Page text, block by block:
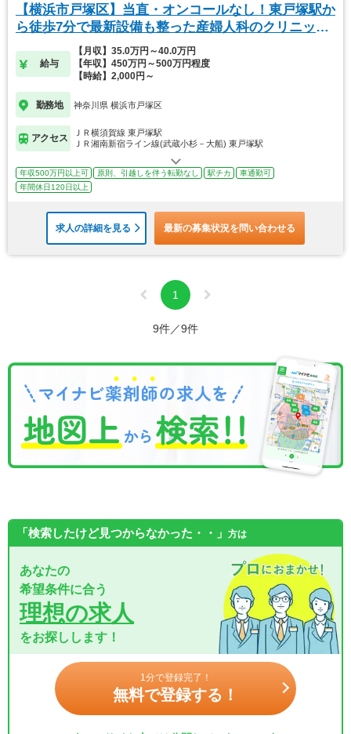
【横浜市戸塚区】当直・オンコールなし！東戸塚駅か
ら徒歩7分で最新設備も整った産婦人科のクリニック
給与
【月収】35.0万円～40.0万円
【年収】450万円～500万円程度
【時給】2,000円～
勤務地 神奈川県 横浜市戸塚区
アクセス
ＪＲ横須賀線 東戸塚駅
ＪＲ湘南新宿ライン線(武蔵小杉－大船) 東戸塚駅
年収500万円以上可 原則、引越しを伴う転勤なし 駅チカ
車通勤可
年間休日120日以上
求人の詳細を見る 最新の募集状況を問い合わせる
1
9件／9件
「検索したけど見つからなかった・・」 方は
あなたの
希望条件に合う
理想の求人
をお探しします！
1分で登録完了！
無料で登録する！